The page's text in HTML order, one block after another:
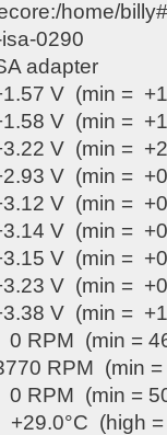
home/
0290
adapter
V (min =
V (min =
V (min =
V (min =
V (min =
V (min =
V (min =
V (min =
V (min =
(min =
RPM (min =
(min =
(high =